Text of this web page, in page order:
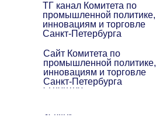
О центре
Услуги
ТГ канал Комитета по
промышленной политике,
инновациям и торговле
Санкт-Петербурга
Сайт Комитета по
промышленной политике,
инновациям и торговле
Санкт-Петербурга